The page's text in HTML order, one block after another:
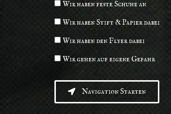
Wir haben feste Schuhe an
Wir haben Stift & Papier dabei
Wir haben den Flyer dabei
Wir gehen auf eigene Gefahr
Navigation Starten